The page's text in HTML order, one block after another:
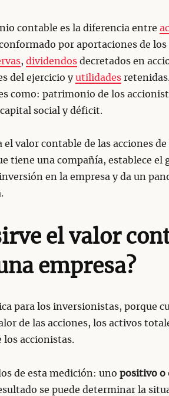
contable es la diferencia entre
por aportaciones de los
, dividendos decretados en
del ejercicio yutilidades
como: patrimonio de los
social y déficit.
valor contable de las acciones de
tiene una compañía, establece el
en la empresa y da un
el valor
empresa?
para los inversionistas, porque
de las acciones, los activos
los accionistas.
de esta medición: uno positivo o
se puede determinar la